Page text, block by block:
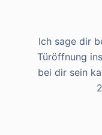
Ich sage dir
Türöffnung
bei dir sein